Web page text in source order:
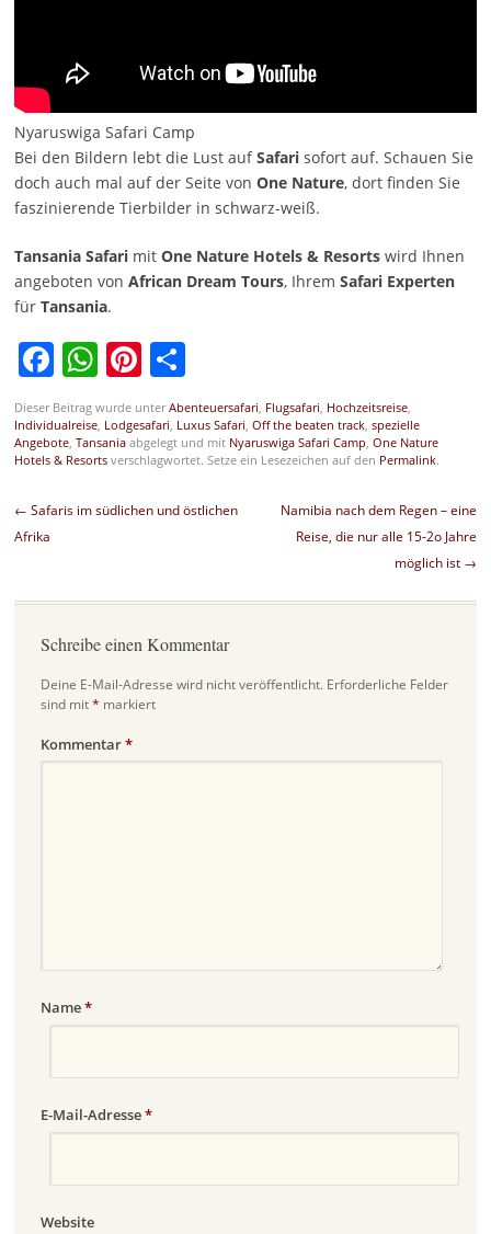
Nyaruswiga Safari Camp
Bei den Bildern lebt die Lust aufSafarisofort auf. Schauen Sie
doch auch mal auf der Seite von One Nature, dort finden Sie
faszinierende Tierbilder in schwarz-weiß.
Tansania Safarimit One Nature Hotels & Resortswird Ihnen
angeboten von African Dream Tours, Ihrem Safari Experten
für Tansania.
Facebook
WhatsApp
Pinterest
Teilen
Dieser Beitrag wurde unterAbenteuersafari Flugsafari Hochzeitsreise,
Individualreise, Lodgesafari Luxus Safari Off the beaten track, spezielle
Angebote, Tansaniaabgelegt und mit Nyaruswiga Safari Camp One Nature
Hotels & Resortsverschlagwortet. Setze ein Lesezeichen auf den Permalink.
Beitragsnavigation
← Safaris im südlichen und östlichen
Afrika
Namibia nach dem Regen – eine
Reise, die nur alle 15-2o Jahre
möglich ist →
Schreibe einen Kommentar
Deine E-Mail-Adresse wird nicht veröffentlicht. Erforderliche Felder
sind mit* markiert
Kommentar*
Name*
E-Mail-Adresse*
Website